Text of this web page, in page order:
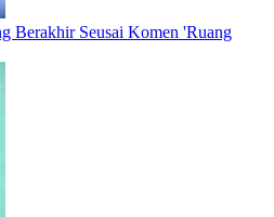
Berakhir Seusai Komen 'Ruang